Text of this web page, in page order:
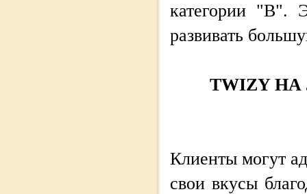
категории "В".
развивать
TWIZY
Клиенты могут
свои вкусы